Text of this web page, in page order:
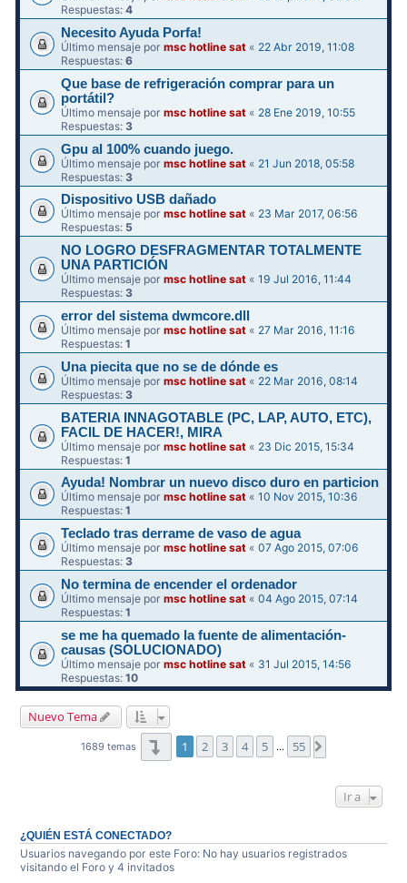
Respuestas:4
Necesito Ayuda Porfa!
Último mensaje pormsc hotline sat « 22 Abr 2019, 11:08
Respuestas:6
Que base de refrigeración comprar para un
portátil?
Último mensaje pormsc hotline sat « 28 Ene 2019, 10:55
Respuestas:3
Gpu al 100% cuando juego.
Último mensaje pormsc hotline sat « 21 Jun 2018, 05:58
Respuestas: 3
Dispositivo USB dañado
Último mensaje pormsc hotline sat « 23 Mar 2017, 06:56
Respuestas: 5
NO LOGRO DESFRAGMENTAR TOTALMENTE
UNA PARTICIÓN
Último mensaje pormsc hotline sat «19 Jul 2016, 11:44
Respuestas: 3
error del sistema dwmcore.dll
Último mensaje pormsc hotline sat « 27 Mar 2016, 11:16
Respuestas:1
Una piecita que no se de dónde es
Último mensaje pormsc hotline sat « 22 Mar 2016, 08:14
Respuestas: 3
BATERIA INNAGOTABLE (PC, LAP, AUTO, ETC),
FACIL DE HACER!, MIRA
Último mensaje pormsc hotline sat « 23 Dic 2015, 15:34
Respuestas:1
Ayuda! Nombrar un nuevo disco duro en particion
Último mensaje pormsc hotline sat «10 Nov 2015, 10:36
Respuestas:1
Teclado tras derrame de vaso de agua
Último mensaje pormsc hotline sat «07 Ago 2015, 07:06
Respuestas:3
No termina de encender el ordenador
Último mensaje pormsc hotline sat «04 Ago 2015, 07:14
Respuestas:1
se me ha quemado la fuente de alimentación-
causas (SOLUCIONADO)
Último mensaje pormsc hotline sat « 31 Jul 2015, 14:56
Respuestas:10
Nuevo Tema
1689 temas Página1 de 55
1 2 3 4 5 … 55
Ir a
¿QUIÉN ESTÁ CONECTADO?
Usuarios navegando por este Foro: No hay usuarios registrados
visitando el Foro y 4 invitados